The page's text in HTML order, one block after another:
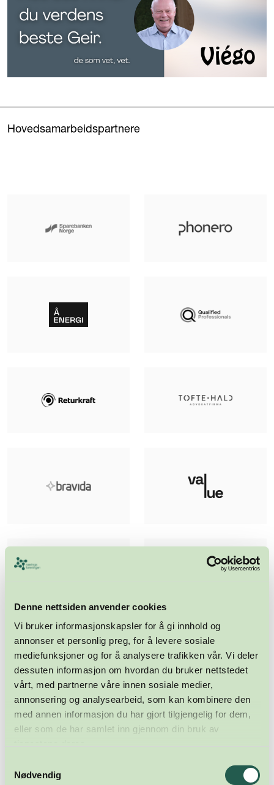
Denne nettsiden anvender cookies
Vi bruker informasjonskapsler for å gi innhold og
annonser et personlig preg, for å levere sosiale
mediefunksjoner og for å analysere trafikken vår. Vi deler
dessuten informasjon om hvordan du bruker nettstedet
vårt, med partnerne våre innen sosiale medier,
annonsering og analysearbeid, som kan kombinere den
med annen informasjon du har gjort tilgjengelig for dem,
eller som de har samlet inn gjennom din bruk av
Nødvendig
Hovedsamarbeidspartnere
Meld deg på nyhetsbrevet